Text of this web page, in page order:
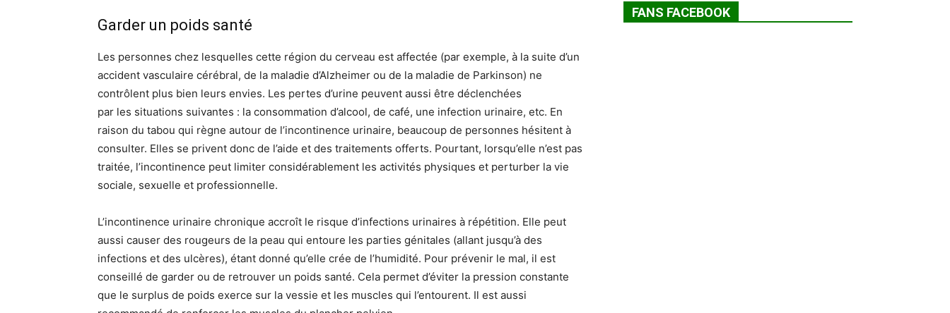
Garder un poids santé
Les personnes chez lesquelles cette région du cerveau est affectée (par exemple, à la suite d’un
accident vasculaire cérébral, de la maladie d’Alzheimer ou de la maladie de Parkinson) ne
contrôlent plus bien leurs envies. Les pertes d’urine peuvent aussi être déclenchées
par les situations suivantes : la consommation d’alcool, de café, une infection urinaire, etc. En
raison du tabou qui règne autour de l’incontinence urinaire, beaucoup de personnes hésitent à
consulter. Elles se privent donc de l’aide et des traitements offerts. Pourtant, lorsqu’elle n’est pas
traitée, l’incontinence peut limiter considérablement les activités physiques et perturber la vie
sociale, sexuelle et professionnelle.
L’incontinence urinaire chronique accroît le risque d’infections urinaires à répétition. Elle peut
aussi causer des rougeurs de la peau qui entoure les parties génitales (allant jusqu’à des
infections et des ulcères), étant donné qu’elle crée de l’humidité. Pour prévenir le mal, il est
conseillé de garder ou de retrouver un poids santé. Cela permet d’éviter la pression constante
que le surplus de poids exerce sur la vessie et les muscles qui l’entourent. Il est aussi
FANS FACEBOOK